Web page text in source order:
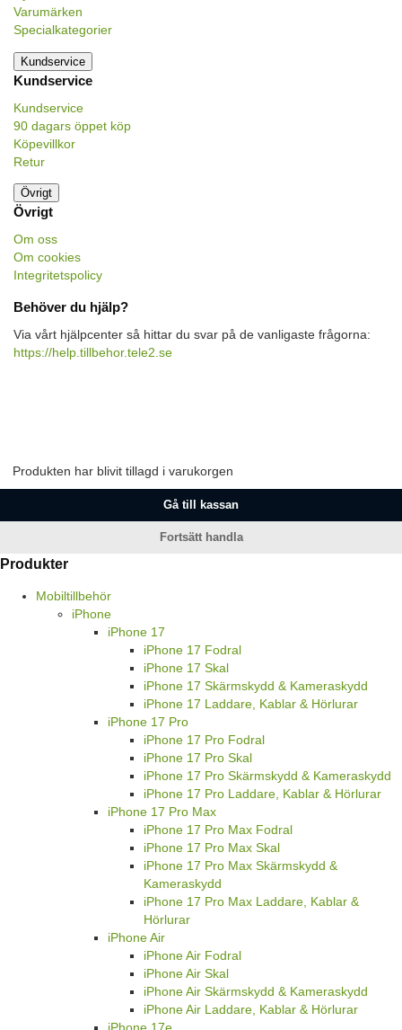
Varumärken
Specialkategorier
Kundservice
Kundservice
Kundservice
90 dagars öppet köp
Köpevillkor
Retur
Övrigt
Övrigt
Om oss
Om cookies
Integritetspolicy
Behöver du hjälp?
Via vårt hjälpcenter så hittar du svar på de vanligaste frågorna:
https://help.tillbehor.tele2.se
Produkten har blivit tillagd i varukorgen
Gå till kassan
Fortsätt handla
Produkter
Mobiltillbehör
iPhone
iPhone 17
iPhone 17 Fodral
iPhone 17 Skal
iPhone 17 Skärmskydd & Kameraskydd
iPhone 17 Laddare, Kablar & Hörlurar
iPhone 17 Pro
iPhone 17 Pro Fodral
iPhone 17 Pro Skal
iPhone 17 Pro Skärmskydd & Kameraskydd
iPhone 17 Pro Laddare, Kablar & Hörlurar
iPhone 17 Pro Max
iPhone 17 Pro Max Fodral
iPhone 17 Pro Max Skal
iPhone 17 Pro Max Skärmskydd &
Kameraskydd
iPhone 17 Pro Max Laddare, Kablar &
Hörlurar
iPhone Air
iPhone Air Fodral
iPhone Air Skal
iPhone Air Skärmskydd & Kameraskydd
iPhone Air Laddare, Kablar & Hörlurar